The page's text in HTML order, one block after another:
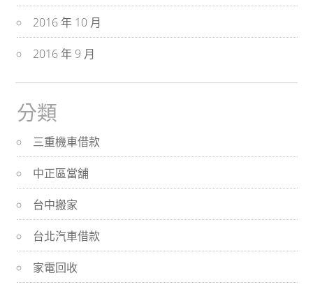
2016 年 10 月
2016 年 9 月
分類
三重機車借款
中正區當舖
台中搬家
台北汽車借款
家電回收